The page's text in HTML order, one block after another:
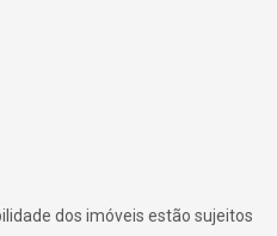
dos imóveis estão sujeitos